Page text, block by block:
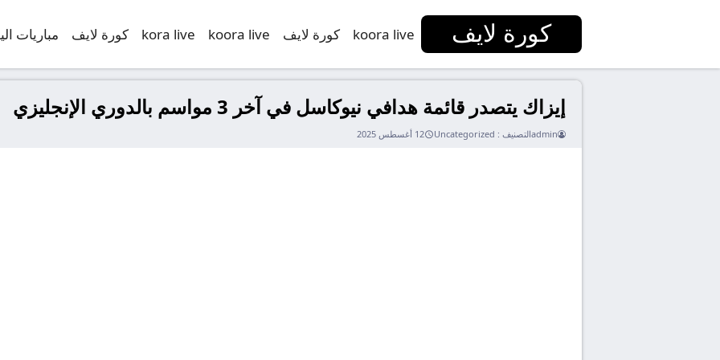
كورة لايف koora live كورة لايف koora live
kora live كورة لايف مباريات
إيزاك يتصدر قائمة هدافي نيوكاسل في آخر 3 مواسم بالدوري الإنجليزي
adminالتصنيف : Uncategorized 12 أغسطس 2025